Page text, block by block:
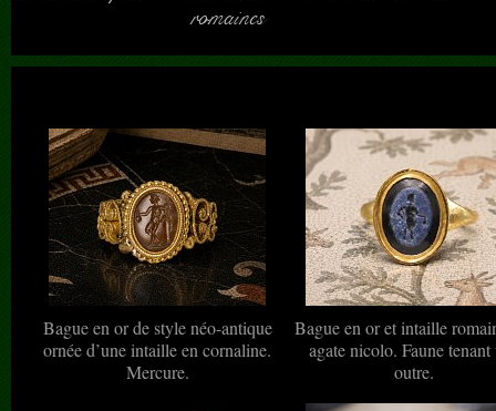
romaines
Bague en or de style néo-antique
ornée d’une intaille en cornaline.
Mercure.
Bague en or et intaille
agate nicolo. Faune tenant
outre.